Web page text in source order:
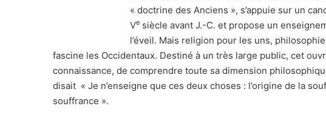
« doctrine des Anciens », s’appuie sur un
Ve siècle avant J.-C. et propose un
l’éveil. Mais religion pour les uns,
fascine les Occidentaux. Destiné à un très large public, cet
connaissance, de comprendre toute sa dimension
disait « Je n’enseigne que ces deux choses : l’origine de la
souffrance ».